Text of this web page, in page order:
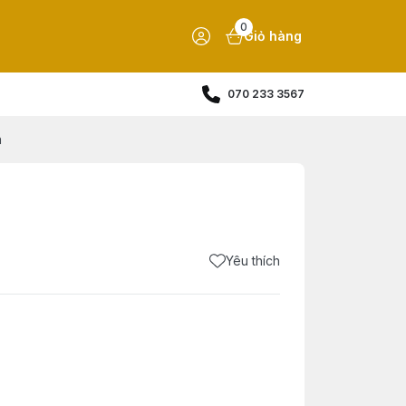
0
Giỏ hàng
070 233 3567
Yêu thích